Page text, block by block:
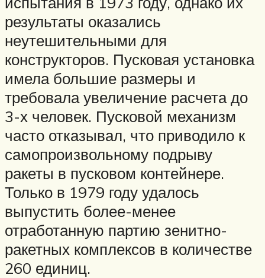
результаты оказались
неутешительными для
конструкторов. Пусковая установка
имела большие размеры и
требовала увеличение расчета до
3-х человек. Пусковой механизм
часто отказывал, что приводило к
самопроизвольному подрыву
ракеты в пусковом контейнере.
Только в 1979 году удалось
выпустить более-менее
отработанную партию зенитно-
ракетных комплексов в количестве
260 единиц.